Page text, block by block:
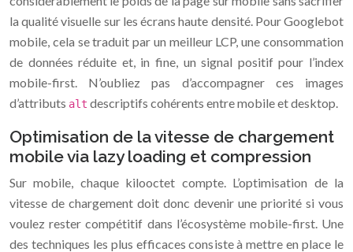
la qualité visuelle sur les écrans haute densité. Pour Googlebot
mobile, cela se traduit par un meilleur LCP, une consommation
de données réduite et, in fine, un signal positif pour l’index
mobile-first. N’oubliez pas d’accompagner ces images
d’attributs alt descriptifs cohérents entre mobile et desktop.
Optimisation de la vitesse de chargement
mobile via lazy loading et compression
Sur mobile, chaque kilooctet compte. L’optimisation de la
vitesse de chargement doit donc devenir une priorité si vous
voulez rester compétitif dans l’écosystème mobile-first. Une
des techniques les plus efficaces consiste à mettre en place le